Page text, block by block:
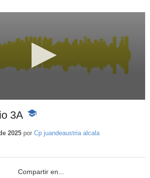
3A -
educativo
2025por Cp juandeaustria alcala